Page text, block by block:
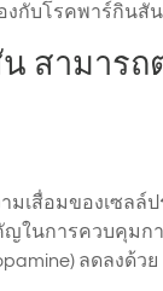
งกับโรคพาร์กินสัน
สามารถ
เสื่อมของเซลล์
ในการควบคุมก
ลดลงด้วย